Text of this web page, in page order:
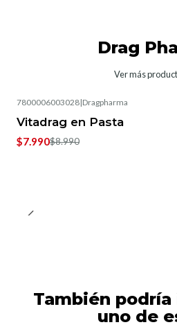
Drag
Ver más
7800006003028|Dragpharma
Vitadrag en Pasta
$7.990$8.990
También
uno de